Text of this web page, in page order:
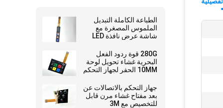
الطباعة الكاملة التبديل
الملموس المصغرة مع
شاشة عرض نافذة LED
280G قوة ردود الفعل
البحرية غشاء تحويل لوحة
10MM الحفر لجهاز التحكم
جهاز التحكم بالاتصالات عن
بعد مفتاح غشاء مرن قابل
للتخصيص مع 3M